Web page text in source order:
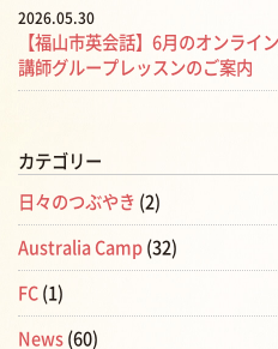
2026.05.30
【福山市英会話】6月のオンライ
講師グループレッスンのご案内
カテゴリー
日々のつぶやき (2)
Australia Camp (32)
FC (1)
News (60)